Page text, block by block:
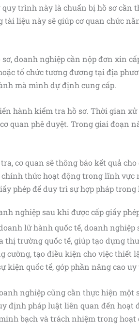
trình này là chuẩn bị hồ sơ cần
liệu này sẽ giúp cơ quan chức
doanh nghiệp cần nộp đơn xin
tổ chức tương đương tại địa
mà mình dự định cung cấp.
hành kiểm tra hồ sơ. Thời gian
quan phê duyệt. Trong giai đoạn
cơ quan sẽ thông báo kết quả
chính thức hoạt động trong lĩnh
phép để duy trì sự hợp pháp
nghiệp sau khi được cấp giấy
lữ hành quốc tế, doanh
trường quốc tế, giúp tạo dựng
cường, tạo điều kiện cho việc thiết
kiện quốc tế, góp phần nâng cao
nghiệp cũng cần thực hiện
định pháp luật liên quan đến hoạt
bạch và trách nhiệm trong